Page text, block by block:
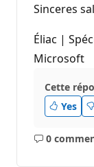
Sinceres
Éliac |
Microsoft
Cette
Yes
0